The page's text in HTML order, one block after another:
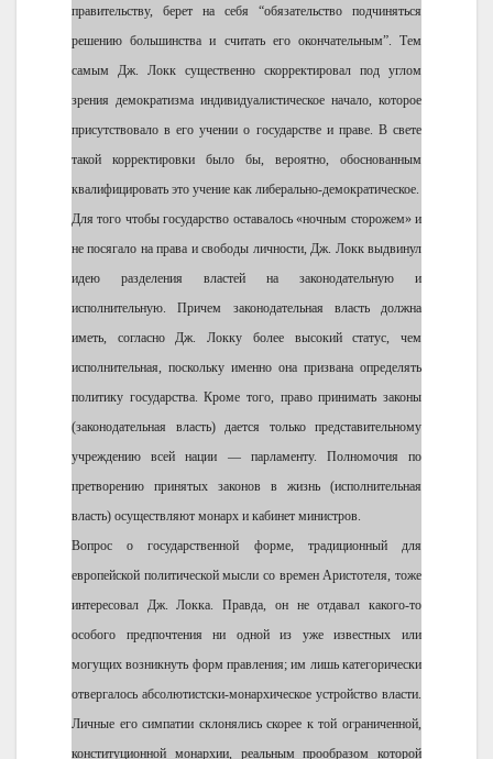
правительству, берет на себя “обязательство подчиняться
решению большинства и считать его окончательным”. Тем
самым Дж. Локк существенно скорректировал под углом
зрения демократизма индивидуалистическое начало, которое
присутствовало в его учении о государстве и праве. В свете
такой корректировки было бы, вероятно, обоснованным
квалифицировать это учение как либерально-демократическое.
Для того чтобы государство оставалось «ночным сторожем» и
не посягало на права и свободы личности, Дж. Локк выдвинул
идею разделения властей на законодательную и
исполнительную. Причем законодательная власть должна
иметь, согласно Дж. Локку более высокий статус, чем
исполнительная, поскольку именно она призвана определять
политику государства. Кроме того, право принимать законы
(законодательная власть) дается только представительному
учреждению всей нации — парламенту. Полномочия по
претворению принятых законов в жизнь (исполнительная
власть) осуществляют монарх и кабинет министров.
Вопрос о государственной форме, традиционный для
европейской политической мысли со времен Аристотеля, тоже
интересовал Дж. Локка. Правда, он не отдавал какого-то
особого предпочтения ни одной из уже известных или
могущих возникнуть форм правления; им лишь категорически
отвергалось абсолютистски-монархическое устройство власти.
Личные его симпатии склонялись скорее к той ограниченной,
конституционной монархии, реальным прообразом которой